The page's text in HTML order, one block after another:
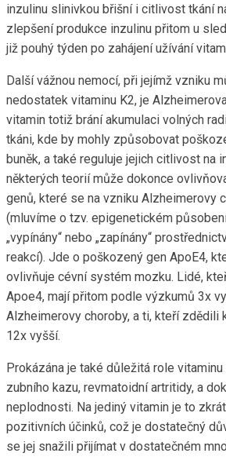
inzulinu slinivkou břišní i citlivost tkání
zlepšení produkce inzulinu přitom u
již pouhý týden po zahájení užívání
Další vážnou nemocí, při jejímž vzniku
nedostatek vitaminu K2, je
vitamin totiž brání akumulaci volných
tkáni, kde by mohly způsobovat
buněk, a také reguluje jejich citlivost na
některých teorií může dokonce
genů, které se na vzniku Alzheimerovy
(mluvíme o tzv. epigenetickém
„vypínány“ nebo „zapínány“
reakcí). Jde o poškozený gen ApoE4,
ovlivňuje cévní systém mozku. Lidé,
Apoe4, mají přitom podle výzkumů 3x
Alzheimerovy choroby, a ti, kteří zdědili
12x vyšší.
Prokázána je také důležitá role
zubního kazu, revmatoidní artritidy, a
neplodnosti. Na jediný vitamin je to
pozitivních účinků, což je dostatečný
se jej snažili přijímat v dostatečném